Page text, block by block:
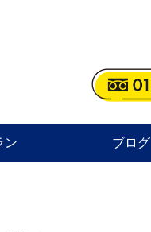
ン ブログ